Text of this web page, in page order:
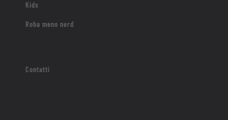
Kids
Roba meno nerd
Contatti